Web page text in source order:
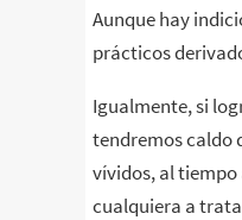
Aunque hay
prácticos
Igualmente, si
tendremos caldo
vívidos, al tiempo
cualquiera a